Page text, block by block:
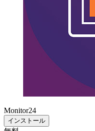
Monitor24
インストール